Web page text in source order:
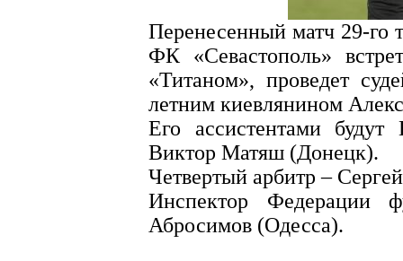
Перенесенный матч 29-го
ФК «Севастополь»
«Титаном», проведет
летним киевлянином
Его ассистентами
Виктор Матяш (Донецк).
Четвертый арбитр –
Инспектор Федерации
Абросимов (Одесса).